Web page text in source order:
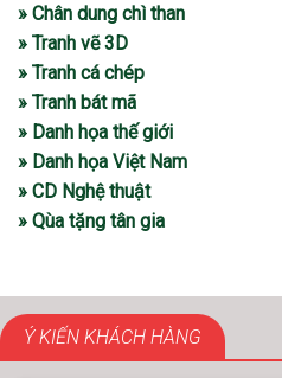
» Chân dung chì than
» Tranh vẽ 3D
» Tranh cá chép
» Tranh bát mã
» Danh họa thế giới
» Danh họa Việt Nam
» CD Nghệ thuật
» Qùa tặng tân gia
Ý KIẾN KHÁCH HÀNG